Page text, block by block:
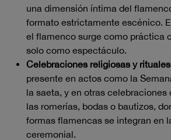
una dimensión íntima del
formato estrictamente escénico.
el flamenco surge como práctica
solo como espectáculo.
Celebraciones religiosas y rituales
presente en actos como la
la saeta, y en otras celebraciones
las romerías, bodas o bautizos,
formas flamencas se integran en
ceremonial.